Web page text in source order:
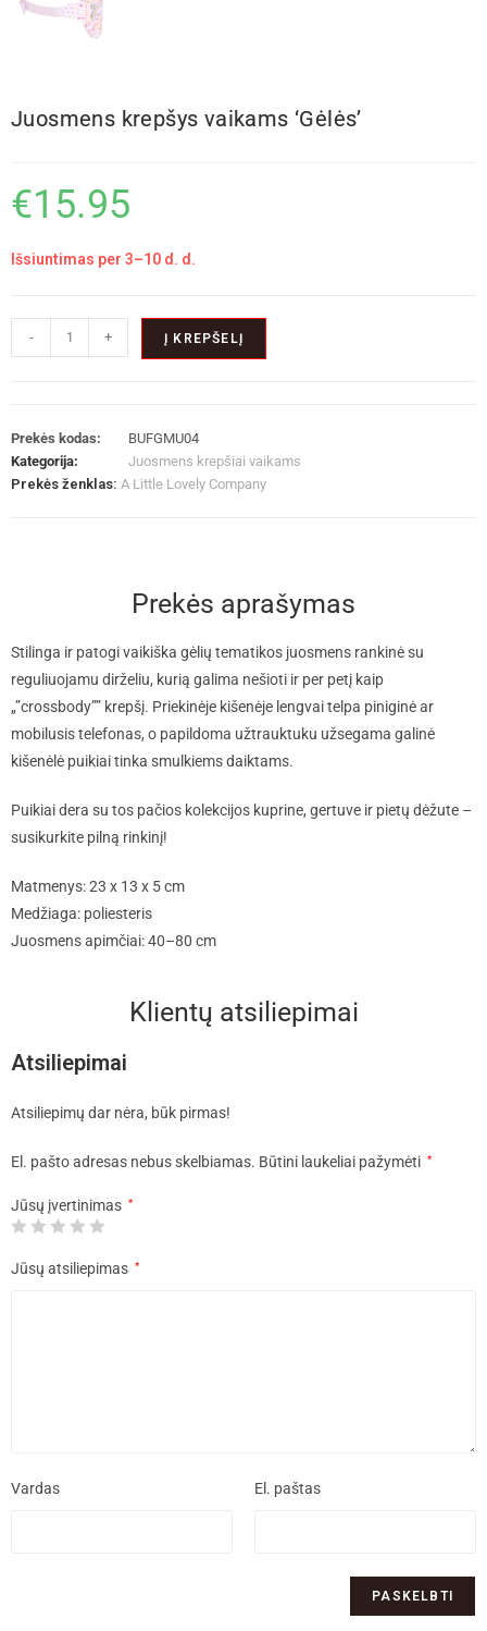
Juosmens krepšys vaikams ‘Gėlės’
€15.95
Išsiuntimas per 3–10 d. d.
- + Į KREPŠELĮ
Prekės kodas:
BUFGMU04
Kategorija:
Juosmens krepšiai vaikams
Prekės ženklas: A Little Lovely Company
Prekės aprašymas
Stilinga ir patogi vaikiška gėlių tematikos juosmens rankinė su
reguliuojamu dirželiu, kurią galima nešioti ir per petį kaip
„”crossbody”” krepšį. Priekinėje kišenėje lengvai telpa piniginė ar
mobilusis telefonas, o papildoma užtrauktuku užsegama galinė
kišenėlė puikiai tinka smulkiems daiktams.
Puikiai dera su tos pačios kolekcijos kuprine, gertuve ir pietų dėžute –
susikurkite pilną rinkinį!
Matmenys: 23 x 13 x 5 cm
Medžiaga: poliesteris
Juosmens apimčiai: 40–80 cm
Klientų atsiliepimai
Atsiliepimai
Atsiliepimų dar nėra, būk pirmas!
El. pašto adresas nebus skelbiamas. Būtini laukeliai pažymėti *
Jūsų įvertinimas *
Jūsų atsiliepimas *
Vardas El. paštas